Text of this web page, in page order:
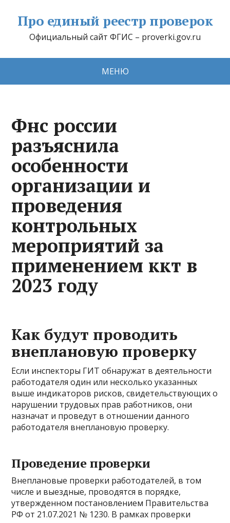
Про единый реестр проверок
Официальный сайт ФГИС – proverki.gov.ru
МЕНЮ
Фнс россии
разъяснила
особенности
организации и
проведения
контрольных
мероприятий за
применением ккт в
2023 году
Как будут проводить
внеплановую проверку
Если инспекторы ГИТ обнаружат в деятельности
работодателя один или несколько указанных
выше индикаторов рисков, свидетельствующих о
нарушении трудовых прав работников, они
назначат и проведут в отношении данного
работодателя внеплановую проверку.
Проведение проверки
Внеплановые проверки работодателей, в том
числе и выездные, проводятся в порядке,
утвержденном постановлением Правительства
РФ от 21.07.2021 № 1230. В рамках проверки